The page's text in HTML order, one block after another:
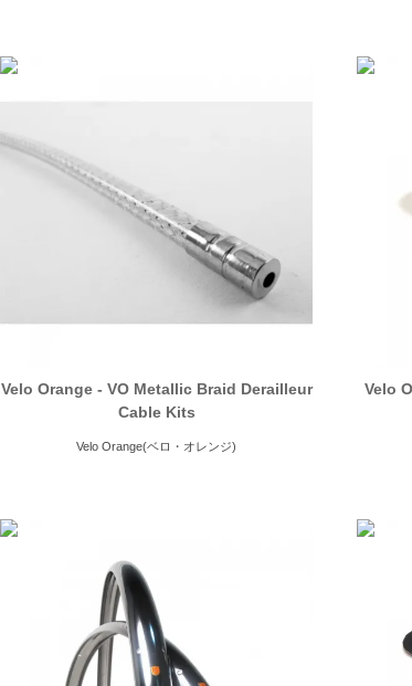
Velo Orange - VO Metallic Braid Derailleur
Cable Kits
Velo Orange(ベロ・オレンジ)
Velo